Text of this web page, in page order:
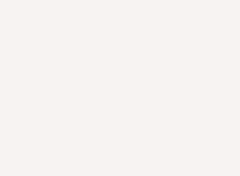
om frågan ledare bör